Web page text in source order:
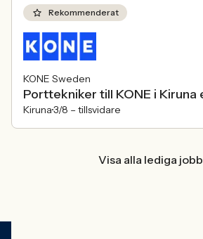
Rekommenderat
KONE Sweden
Porttekniker till KONE i Kiruna
Kiruna3/8 – tillsvidare
Visa alla lediga jobb